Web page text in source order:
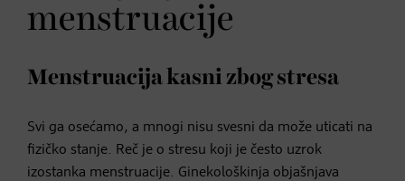
menstruacije
Menstruacija kasni zbog stresa
Svi ga osećamo, a mnogi nisu svesni da može uticati na
fizičko stanje. Reč je o stresu koji je često uzrok
izostanka menstruacije. Ginekološkinja objašnjava